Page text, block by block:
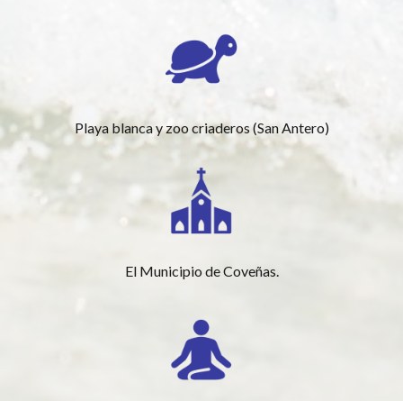
Playa blanca y zoo criaderos (San Antero)
El Municipio de Coveñas.